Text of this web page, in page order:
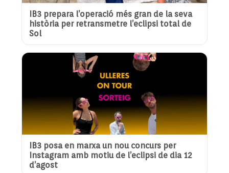
IB3 prepara l’operació més gran de la seva
història per retransmetre l’eclipsi total de
Sol
IB3 posa en marxa un nou concurs per
Instagram amb motiu de l’eclipsi de dia 12
d’agost